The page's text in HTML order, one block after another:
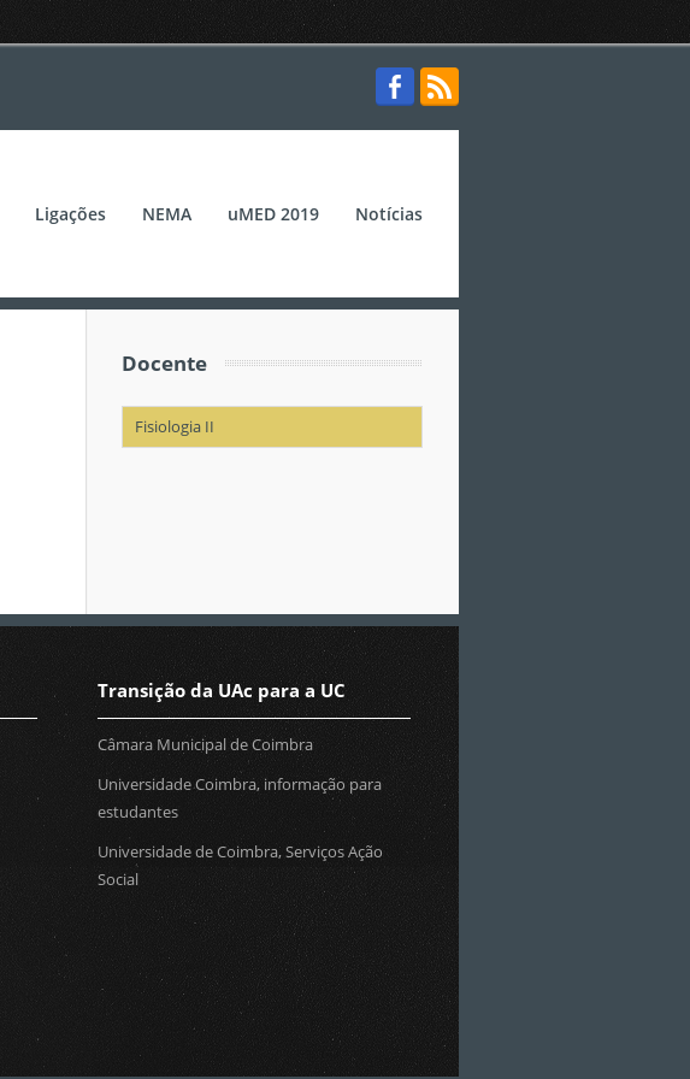
Ligações NEMA uMED 2019 Notícias
Docente
Fisiologia II
Transição da UAc para a UC
Câmara Municipal de Coimbra
Universidade Coimbra, informação para
estudantes
Universidade de Coimbra, Serviços Ação
Social